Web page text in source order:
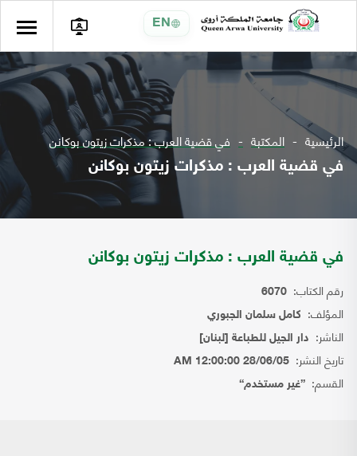
EN
الرئيسية المكتبة في قضية العرب : مذكرات زيتون بوكانن
في قضية العرب : مذكرات زيتون بوكانن
في قضية العرب : مذكرات زيتون بوكانن
رقم الكتاب: 6070
المؤلف: كامل سلمان الجبوري
الناشر: دار الجيل للطباعة [لبنان]
تاريخ النشر: 28/06/05 12:00:00 AM
القسم: {غير مستخدم}